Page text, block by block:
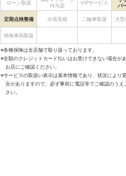
ローン取扱
付与店
VIPサービス
パ
定期点検整備 出張見積 二輪車取扱 大
特殊車両取扱
※各種保険は全店舗で取り扱っております。
※全額のクレジットカード払いはお受けできない場合があ
お店にご確認ください。
※サービスの取扱い表示は基本情報であり、状況により
合がありますので、必ず事前に電話等でご確認のうえ
さい。